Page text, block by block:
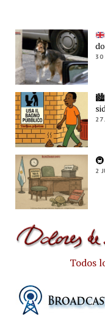
30
🏙️
27
2
Todos